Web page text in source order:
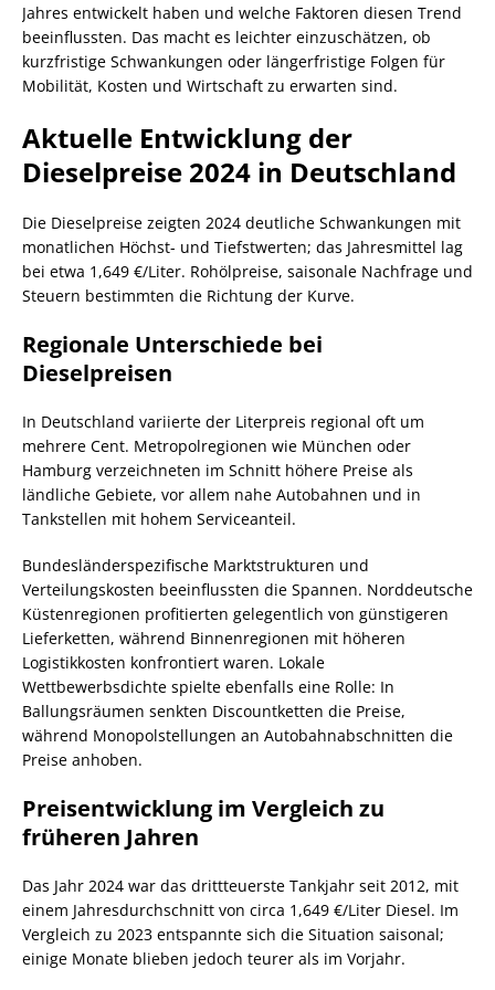
Jahres entwickelt haben und welche Faktoren diesen Trend
beeinflussten. Das macht es leichter einzuschätzen, ob
kurzfristige Schwankungen oder längerfristige Folgen für
Mobilität, Kosten und Wirtschaft zu erwarten sind.
Aktuelle Entwicklung der
Dieselpreise 2024 in Deutschland
Die Dieselpreise zeigten 2024 deutliche Schwankungen mit
monatlichen Höchst- und Tiefstwerten; das Jahresmittel lag
bei etwa 1,649 €/Liter. Rohölpreise, saisonale Nachfrage und
Steuern bestimmten die Richtung der Kurve.
Regionale Unterschiede bei
Dieselpreisen
In Deutschland variierte der Literpreis regional oft um
mehrere Cent. Metropolregionen wie München oder
Hamburg verzeichneten im Schnitt höhere Preise als
ländliche Gebiete, vor allem nahe Autobahnen und in
Tankstellen mit hohem Serviceanteil.
Bundesländerspezifische Marktstrukturen und
Verteilungskosten beeinflussten die Spannen. Norddeutsche
Küstenregionen profitierten gelegentlich von günstigeren
Lieferketten, während Binnenregionen mit höheren
Logistikkosten konfrontiert waren. Lokale
Wettbewerbsdichte spielte ebenfalls eine Rolle: In
Ballungsräumen senkten Discountketten die Preise,
während Monopolstellungen an Autobahnabschnitten die
Preise anhoben.
Preisentwicklung im Vergleich zu
früheren Jahren
Das Jahr 2024 war das drittteuerste Tankjahr seit 2012, mit
einem Jahresdurchschnitt von circa 1,649 €/Liter Diesel. Im
Vergleich zu 2023 entspannte sich die Situation saisonal;
einige Monate blieben jedoch teurer als im Vorjahr.